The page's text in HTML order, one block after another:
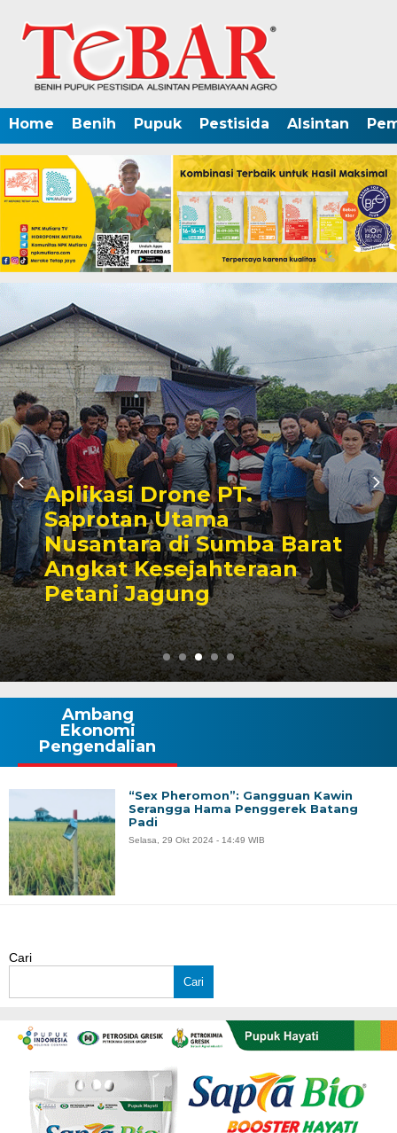
Home Benih Pupuk Pestisida Alsintan
Jangan Kalah oleh Hama
Penyakit, Yuk Atasi
Tantangan Budidaya
Kembang Kol!
Cari
Cari
Ambang
Ekonomi
Pengendalian
“Sex Pheromon”: Gangguan Kawin
Serangga Hama Penggerek Batang
Padi
Selasa, 29 Okt 2024 - 14:49 WIB